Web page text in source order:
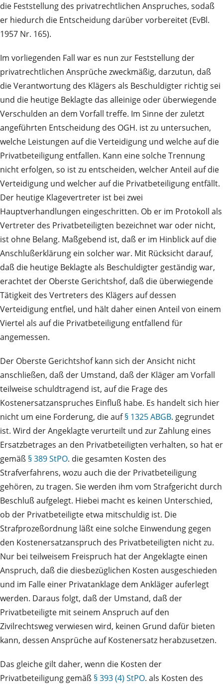
die Feststellung des privatrechtlichen Anspruches, sodaß
er hiedurch die Entscheidung darüber vorbereitet (EvBl.
1957 Nr. 165).
Im vorliegenden Fall war es nun zur Feststellung der
privatrechtlichen Ansprüche zweckmäßig, darzutun, daß
die Verantwortung des Klägers als Beschuldigter richtig sei
und die heutige Beklagte das alleinige oder überwiegende
Verschulden an dem Vorfall treffe. Im Sinne der zuletzt
angeführten Entscheidung des OGH. ist zu untersuchen,
welche Leistungen auf die Verteidigung und welche auf die
Privatbeteiligung entfallen. Kann eine solche Trennung
nicht erfolgen, so ist zu entscheiden, welcher Anteil auf die
Verteidigung und welcher auf die Privatbeteiligung entfällt.
Der heutige Klagevertreter ist bei zwei
Hauptverhandlungen eingeschritten. Ob er im Protokoll als
Vertreter des Privatbeteiligten bezeichnet war oder nicht,
ist ohne Belang. Maßgebend ist, daß er im Hinblick auf die
Anschlußerklärung ein solcher war. Mit Rücksicht darauf,
daß die heutige Beklagte als Beschuldigter geständig war,
erachtet der Oberste Gerichtshof, daß die überwiegende
Tätigkeit des Vertreters des Klägers auf dessen
Verteidigung entfiel, und hält daher einen Anteil von einem
Viertel als auf die Privatbeteiligung entfallend für
angemessen.
Der Oberste Gerichtshof kann sich der Ansicht nicht
anschließen, daß der Umstand, daß der Kläger am Vorfall
teilweise schuldtragend ist, auf die Frage des
Kostenersatzanspruches Einfluß habe. Es handelt sich hier
nicht um eine Forderung, die auf§ 1325 ABGB. gegrundet
ist. Wird der Angeklagte verurteilt und zur Zahlung eines
Ersatzbetrages an den Privatbeteiligten verhalten, so hat er
gemäß § 389 StPO. die gesamten Kosten des
Strafverfahrens, wozu auch die der Privatbeteiligung
gehören, zu tragen. Sie werden ihm vom Strafgericht durch
Beschluß aufgelegt. Hiebei macht es keinen Unterschied,
ob der Privatbeteiligte etwa mitschuldig ist. Die
Strafprozeßordnung läßt eine solche Einwendung gegen
den Kostenersatzanspruch des Privatbeteiligten nicht zu.
Nur bei teilweisem Freispruch hat der Angeklagte einen
Anspruch, daß die diesbezüglichen Kosten ausgeschieden
und im Falle einer Privatanklage dem Ankläger auferlegt
werden. Daraus folgt, daß der Umstand, daß der
Privatbeteiligte mit seinem Anspruch auf den
Zivilrechtsweg verwiesen wird, keinen Grund dafür bieten
kann, dessen Ansprüche auf Kostenersatz herabzusetzen.
Das gleiche gilt daher, wenn die Kosten der
Privatbeteiligung gemäß § 393 (4) StPO. als Kosten des